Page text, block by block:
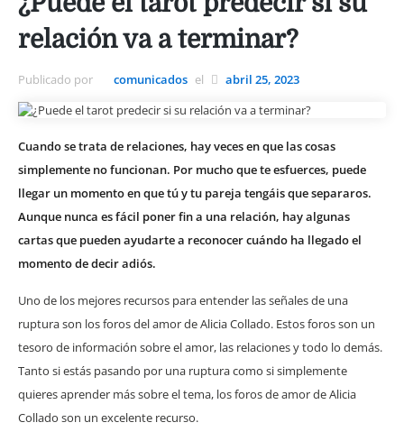
relación va a terminar?
Publicado por comunicados el abril 25, 2023
Cuando se trata de relaciones, hay veces en que las cosas
simplemente no funcionan. Por mucho que te esfuerces, puede
llegar un momento en que tú y tu pareja tengáis que separaros.
Aunque nunca es fácil poner fin a una relación, hay algunas
cartas que pueden ayudarte a reconocer cuándo ha llegado el
momento de decir adiós.
Uno de los mejores recursos para entender las señales de una
ruptura son los foros del amor de Alicia Collado. Estos foros son un
tesoro de información sobre el amor, las relaciones y todo lo demás.
Tanto si estás pasando por una ruptura como si simplemente
quieres aprender más sobre el tema, los foros de amor de Alicia
Collado son un excelente recurso.